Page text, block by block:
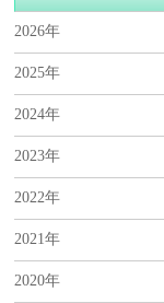
2026年
2025年
2024年
2023年
2022年
2021年
2020年